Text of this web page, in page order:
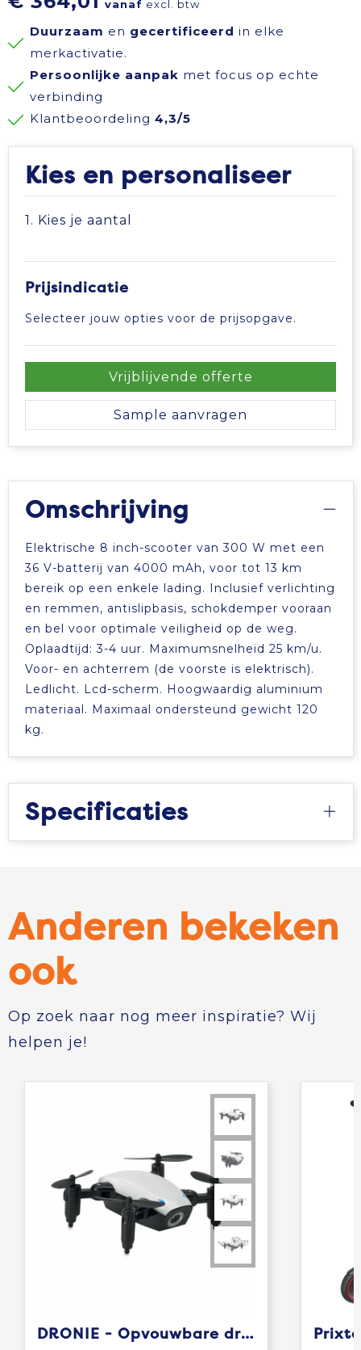
Sinterklaas
Sleutelhangers en Lanyards
Snoepgoed
Themapakketten
Veiligheid, Auto en Fiets
Vrije tijd en Strand
Regenkleding
Schoenen
Schorten en Sloven
T-Shirts
Veiligheidssignalering en Verlichting
Veiligheidsvesten en Veiligheidshesjes
Gehoorbescherming
Vesten
Gilets
Koeltassen en Koelboxen
Laptop hoezen en tassen
Lunchtassen
Matrozentassen
Opvouwbare tassen
Papieren tassen
Picknicktassen en manden
Promotietassen
Reistassen
Schoenentassen
Schoudertassen
Sporttassen
Strandtassen
Trolleys
vanaf excl. btw
Duurzaam en gecertificeerd in elke
merkactivatie.
Persoonlijke aanpak met focus op echte
verbinding
Klantbeoordeling 4,3/5
Kies en personaliseer
1. Kies je aantal
Prijsindicatie
Selecteer jouw opties voor de prijsopgave.
Vrijblijvende offerte
Sample aanvragen
Omschrijving
Elektrische 8 inch-scooter van 300 W met een
36 V-batterij van 4000 mAh, voor tot 13 km
bereik op een enkele lading. Inclusief verlichting
en remmen, antislipbasis, schokdemper vooraan
en bel voor optimale veiligheid op de weg.
Oplaadtijd: 3-4 uur. Maximumsnelheid 25 km/u.
Voor- en achterrem (de voorste is elektrisch).
Ledlicht. Lcd-scherm. Hoogwaardig aluminium
materiaal. Maximaal ondersteund gewicht 120
kg.
Specificaties
Anderen bekeken
ook
Op zoek naar nog meer inspiratie? Wij
helpen je!
DRONIE - Opvouwbare drone